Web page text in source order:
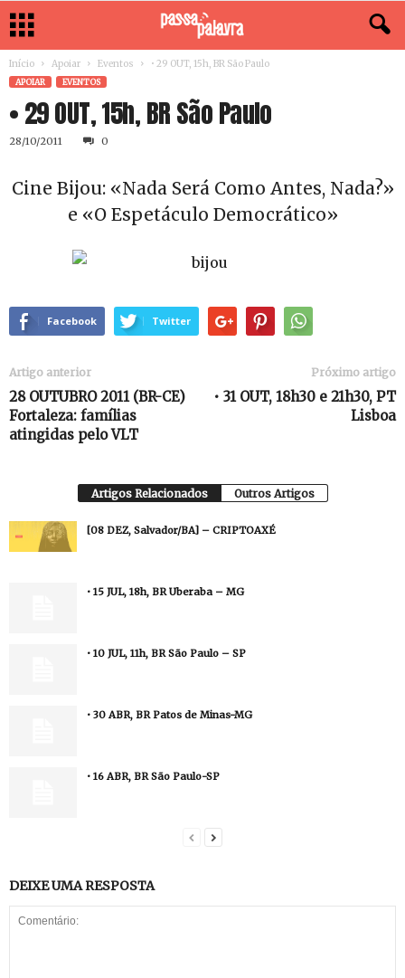
Início Apoiar Eventos • 29 OUT, 15h, BR São Paulo
APOIAR EVENTOS
• 29 OUT, 15h, BR São Paulo
28/10/2011 0
Cine Bijou: «Nada Será Como Antes, Nada?»
e «O Espetáculo Democrático»
Facebook Twitter
Artigo anterior
28 OUTUBRO 2011 (BR-CE)
Fortaleza: famílias
atingidas pelo VLT
Próximo artigo
• 31 OUT, 18h30 e 21h30, PT
Lisboa
Artigos Relacionados Outros Artigos
[08 DEZ, Salvador/BA] – CRIPTOAXÉ
• 15 JUL, 18h, BR Uberaba – MG
• 10 JUL, 11h, BR São Paulo – SP
• 30 ABR, BR Patos de Minas-MG
• 16 ABR, BR São Paulo-SP
DEIXE UMA RESPOSTA